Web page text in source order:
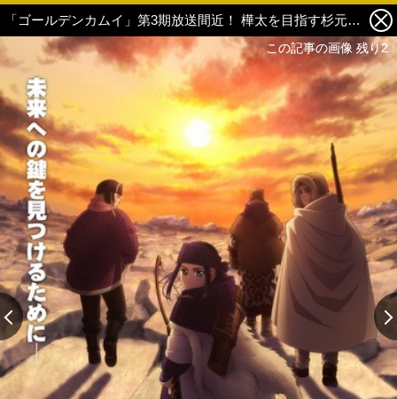
「ゴールデンカムイ」第3期放送間近！ 樺太を目指す杉元、アシリパたちのキービジュアル第2弾が公開 2枚目の写真・画像
この記事の画像 残り2
この記事の画像 残り2